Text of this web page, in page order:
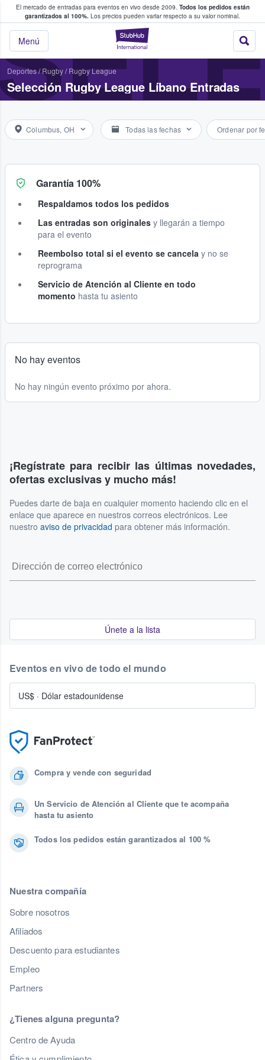
El mercado de entradas para eventos en vivo desde 2009. Todos los pedidos están
garantizados al 100%. Los precios pueden variar respecto a su valor nominal.
StubHub:
Menú
y venta de entradas entre fans
Deportes/ Rugby/ Rugby League
Selección Rugby League Líbano Entradas
Columbus, OH Todas las fechas Ordenar por
Garantía 100%
Respaldamos todos los pedidos
Las entradas son originales y llegarán a tiempo
para el evento
Reembolso total si el evento se cancela y no se
reprograma
Servicio de Atención al Cliente en todo
momento hasta tu asiento
No hay eventos
No hay ningún evento próximo por ahora.
¡Regístrate para recibir las últimas novedades,
ofertas exclusivas y mucho más!
Puedes darte de baja en cualquier momento haciendo clic en el
enlace que aparece en nuestros correos electrónicos. Lee
nuestro aviso de privacidad para obtener más información.
Únete a la lista
Compra y vende con seguridad
Un Servicio de Atención al Cliente que te acompaña
hasta tu asiento
Todos los pedidos están garantizados al 100 %
Nuestra compañía
Sobre nosotros
Afiliados
Descuento para estudiantes
Empleo
Partners
¿Tienes alguna pregunta?
Centro de Ayuda
Eventos en vivo de todo el mundo
US$ · Dólar estadounidense